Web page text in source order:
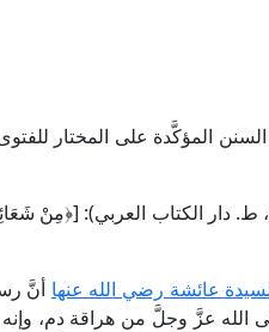
المؤكَّدة على المختار
قال الإمام الزمخشري في "تفسيره" (3/ 158، ط. دار
عائشة رضي الله عنها أنَّ
عزَّ وجلَّ من هراقة دم، وإنه